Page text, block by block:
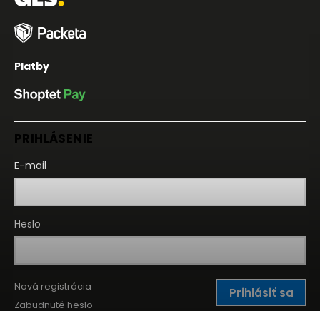
Platby
PRIHLÁSENIE
E-mail
Heslo
Prihlásiť sa
Nová registrácia
Zabudnuté heslo